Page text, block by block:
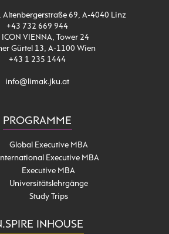
Altenbergerstraße 69, A-4040 Linz
+43 732 669 944
ICON VIENNA, Tower 24
Gürtel 13, A-1100 Wien
+43 1 235 1444
info@limak.jku.at
PROGRAMME
Global Executive MBA
International Executive MBA
Executive MBA
Universitätslehrgänge
Study Trips
INHOUSE